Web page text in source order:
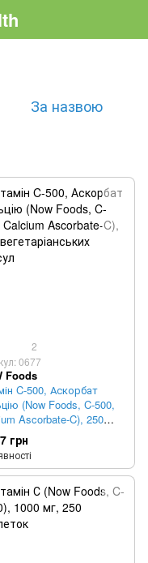
За назвою
2
0677
Foods
C-500, Аскорбат
(Now Foods, C-500,
Ascorbate-C), 250
капсул
грн